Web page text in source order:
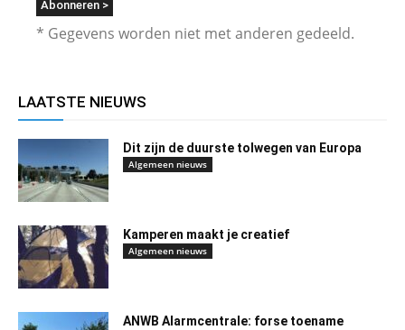
* Gegevens worden niet met anderen gedeeld.
LAATSTE NIEUWS
Dit zijn de duurste tolwegen van Europa
Algemeen nieuws
Kamperen maakt je creatief
Algemeen nieuws
ANWB Alarmcentrale: forse toename